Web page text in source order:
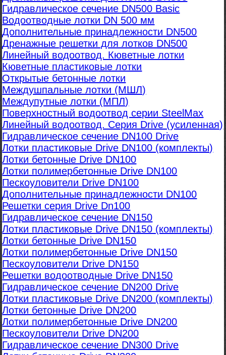
Гидравлическое сечение DN500 Basic
Водоотводные лотки DN 500 мм
Дополнительные принадлежности DN500
Дренажные решетки для лотков DN500
Линейный водоотвод. Кюветные лотки
Кюветные пластиковые лотки
Открытые бетонные лотки
Междушпальные лотки (МШЛ)
Междупутные лотки (МПЛ)
Поверхностный водоотвод серии SteelMax
Линейный водоотвод. Серия Drive (усиленная)
Гидравлическое сечение DN100 Drive
Лотки пластиковые Drive DN100 (комплекты)
Лотки бетонные Drive DN100
Лотки полимербетонные Drive DN100
Пескоуловители Drive DN100
Дополнительные принадлежности DN100
Решетки серия Drive Dn100
Гидравлическое сечение DN150
Лотки пластиковые Drive DN150 (комплекты)
Лотки бетонные Drive DN150
Лотки полимербетонные Drive DN150
Пескоуловители Drive DN150
Решетки водоотводные Drive DN150
Гидравлическое сечение DN200 Drive
Лотки пластиковые Drive DN200 (комплекты)
Лотки бетонные Drive DN200
Лотки полимербетонные Drive DN200
Пескоуловители Drive DN200
Гидравлическое сечение DN300 Drive